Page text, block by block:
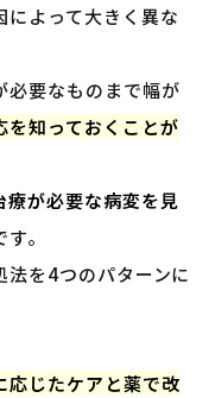
よって大きく異な
必要なものまで幅が
を知っておくことが
療が必要な病変を見
。
法を4つのパターンに
応じたケアと薬で改